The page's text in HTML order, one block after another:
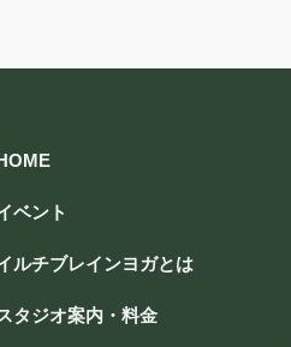
ベント
ルチブレインヨガとは
タジオ案内・料金